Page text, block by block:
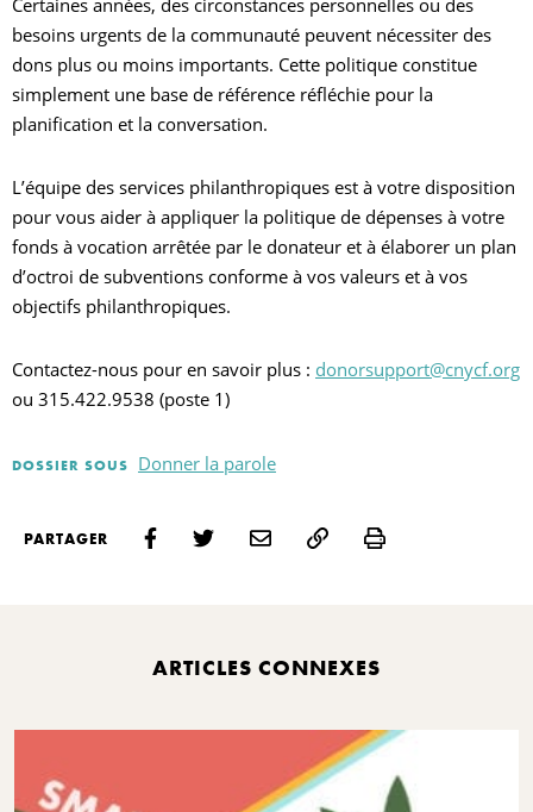
Certaines années, des circonstances personnelles ou des
besoins urgents de la communauté peuvent nécessiter des
dons plus ou moins importants. Cette politique constitue
simplement une base de référence réfléchie pour la
planification et la conversation.
L’équipe des services philanthropiques est à votre disposition
pour vous aider à appliquer la politique de dépenses à votre
fonds à vocation arrêtée par le donateur et à élaborer un plan
d’octroi de subventions conforme à vos valeurs et à vos
objectifs philanthropiques.
Contactez-nous pour en savoir plus : donorsupport@cnycf.org
ou 315.422.9538 (poste 1)
DOSSIER SOUS Donner la parole
PARTAGER Print
ARTICLES CONNEXES